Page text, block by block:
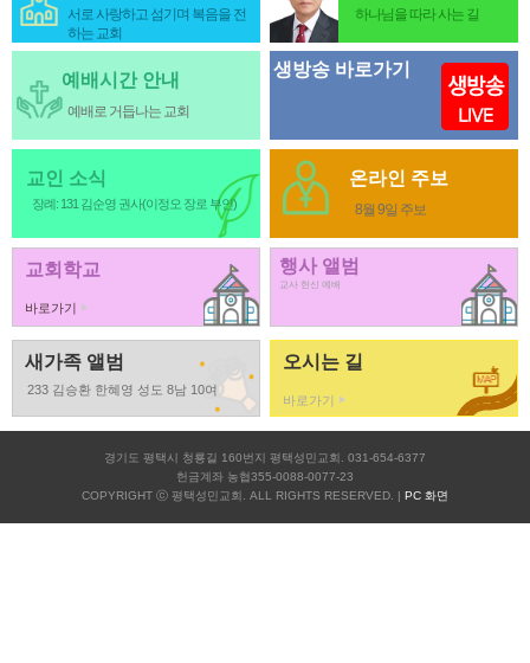
서로 사랑하고 섬기며 복음을 전
하는 교회
하나님을 따라 사는 길
예배시간 안내
예배로 거듭나는 교회
생방송 바로가기
교인 소식
장례: 131 김순영 권사(이정오 장로 부인)
온라인 주보
8월 9일 주보
교회학교
바로가기
행사 앨범
교사 헌신 예배
새가족 앨범
233 김승환 한혜영 성도 8남 10여
오시는 길
바로가기
경기도 평택시 청룡길 160번지 평택성민교회. 031-654-6377
헌금계좌 농협355-0088-0077-23
COPYRIGHT ⓒ 평택성민교회. ALL RIGHTS RESERVED. | PC 화면